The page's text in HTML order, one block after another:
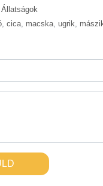
Állatságok
cica macska ugrik